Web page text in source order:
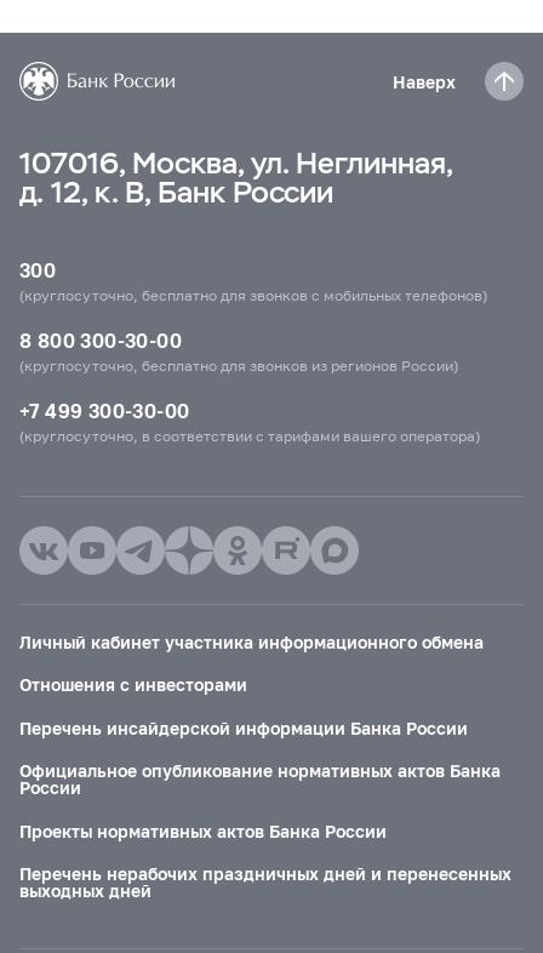
Наверх
107016, Москва, ул. Неглинная,
д. 12, к. В, Банк России
300
(круглосуточно, бесплатно для звонков с мобильных телефонов)
8 800 300-30-00
(круглосуточно, бесплатно для звонков из регионов России)
+7 499 300-30-00
(круглосуточно, в соответствии с тарифами вашего оператора)
Личный кабинет участника информационного обмена
Отношения с инвесторами
Перечень инсайдерской информации Банка России
Официальное опубликование нормативных актов Банка
России
Проекты нормативных актов Банка России
Перечень нерабочих праздничных дней и перенесенных
выходных дней